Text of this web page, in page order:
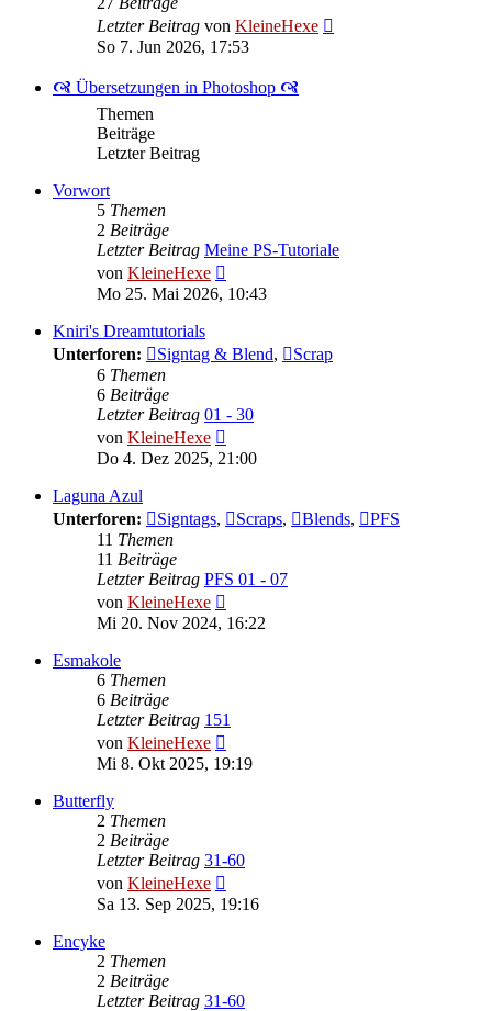
Letzter Beitrag von KleineHexe
So 7. Jun 2026, 17:53
🙧 Übersetzungen in Photoshop 🙧
Themen
Beiträge
Letzter Beitrag
Vorwort
5 Themen
2 Beiträge
Letzter Beitrag Meine PS-Tutoriale
von KleineHexe
Beitrag
Mo 25. Mai 2026, 10:43
Kniri's Dreamtutorials
Unterforen:
Signtag & Blend,
Scrap
6 Themen
6 Beiträge
Letzter Beitrag 01 - 30
von KleineHexe
Beitrag
Do 4. Dez 2025, 21:00
Laguna Azul
Unterforen:
Signtags, Scraps, Blends,
PFS
11 Themen
11 Beiträge
Letzter Beitrag PFS 01 - 07
von KleineHexe
Beitrag
Mi 20. Nov 2024, 16:22
Esmakole
6 Themen
6 Beiträge
Letzter Beitrag 151
von KleineHexe
Beitrag
Mi 8. Okt 2025, 19:19
Butterfly
2 Themen
2 Beiträge
Letzter Beitrag 31-60
von KleineHexe
Beitrag
Sa 13. Sep 2025, 19:16
Encyke
2 Themen
2 Beiträge
Letzter Beitrag 31-60